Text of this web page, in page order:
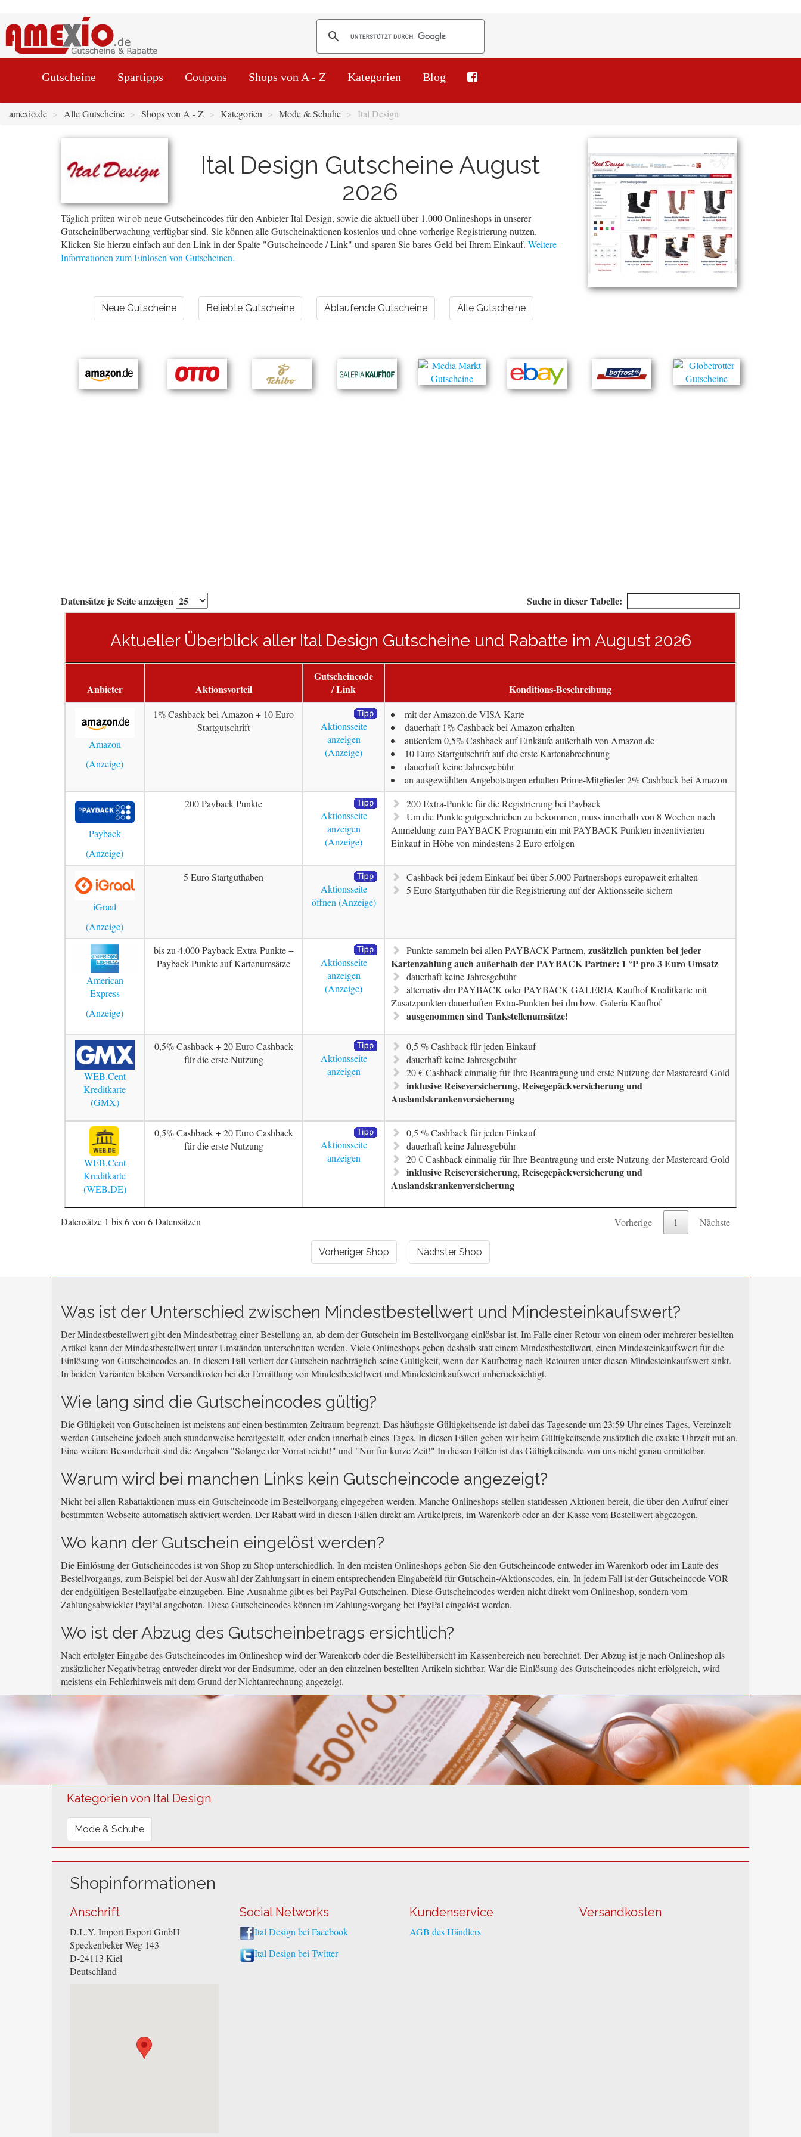
Gutscheine Spartipps Coupons Shops von A - Z Kategorien Blog
amexio.de Alle Gutscheine Shops von A - Z Kategorien Mode & Schuhe Ital Design
Ital Design Gutscheine August
2026
Täglich prüfen wir ob neue Gutscheincodes für den Anbieter Ital Design, sowie die aktuell über 1.000 Onlineshops in unserer
Gutscheinüberwachung verfügbar sind. Sie können alle Gutscheinaktionen kostenlos und ohne vorherige Registrierung nutzen.
Klicken Sie hierzu einfach auf den Link in der Spalte "Gutscheincode / Link" und sparen Sie bares Geld bei Ihrem Einkauf. Weitere
Informationen zum Einlösen von Gutscheinen.
Neue Gutscheine Beliebte Gutscheine Ablaufende Gutscheine Alle Gutscheine
Datensätze je Seite anzeigen Suche in dieser Tabelle:
Aktueller Überblick aller Ital Design Gutscheine und Rabatte im August 2026
Anbieter Aktionsvorteil
Gutscheincode
/ Link
Konditions-Beschreibung
Amazon
1% Cashback bei Amazon + 10 Euro
Startgutschrift
Aktionsseite
anzeigen
mit der Amazon.de VISA Karte
dauerhaft 1% Cashback bei Amazon erhalten
außerdem 0,5% Cashback auf Einkäufe außerhalb von Amazon.de
10 Euro Startgutschrift auf die erste Kartenabrechnung
dauerhaft keine Jahresgebühr
an ausgewählten Angebotstagen erhalten Prime-Mitglieder 2% Cashback bei Amazon
Payback
200 Payback Punkte
Aktionsseite
anzeigen
200 Extra-Punkte für die Registrierung bei Payback
Um die Punkte gutgeschrieben zu bekommen, muss innerhalb von 8 Wochen nach
Anmeldung zum PAYBACK Programm ein mit PAYBACK Punkten incentivierten
Einkauf in Höhe von mindestens 2 Euro erfolgen
iGraal
5 Euro Startguthaben
Aktionsseite
öffnen
Cashback bei jedem Einkauf bei über 5.000 Partnershops europaweit erhalten
5 Euro Startguthaben für die Registrierung auf der Aktionsseite sichern
American
Express
bis zu 4.000 Payback Extra-Punkte +
Payback-Punkte auf Kartenumsätze
Aktionsseite
anzeigen
Punkte sammeln bei allen PAYBACK Partnern, zusätzlich punkten bei jeder
Kartenzahlung auch außerhalb der PAYBACK Partner: 1 °P pro 3 Euro Umsatz
dauerhaft keine Jahresgebühr
alternativ dm PAYBACK oder PAYBACK GALERIA Kaufhof Kreditkarte mit
Zusatzpunkten dauerhaften Extra-Punkten bei dm bzw. Galeria Kaufhof
ausgenommen sind Tankstellenumsätze!
WEB.Cent
Kreditkarte
(GMX)
0,5% Cashback + 20 Euro Cashback
für die erste Nutzung
Aktionsseite
anzeigen
0,5 % Cashback für jeden Einkauf
dauerhaft keine Jahresgebühr
20 € Cashback einmalig für Ihre Beantragung und erste Nutzung der Mastercard Gold
inklusive Reiseversicherung, Reisegepäckversicherung und
Auslandskrankenversicherung
WEB.Cent
Kreditkarte
(WEB.DE)
0,5% Cashback + 20 Euro Cashback
für die erste Nutzung
Aktionsseite
anzeigen
0,5 % Cashback für jeden Einkauf
dauerhaft keine Jahresgebühr
20 € Cashback einmalig für Ihre Beantragung und erste Nutzung der Mastercard Gold
inklusive Reiseversicherung, Reisegepäckversicherung und
Auslandskrankenversicherung
Datensätze 1 bis 6 von 6 Datensätzen Vorherige 1 Nächste
Vorheriger Shop Nächster Shop
Was ist der Unterschied zwischen Mindestbestellwert und Mindesteinkaufswert?
Der Mindestbestellwert gibt den Mindestbetrag einer Bestellung an, ab dem der Gutschein im Bestellvorgang einlösbar ist. Im Falle einer Retour von einem oder mehrerer bestellten
Artikel kann der Mindestbestellwert unter Umständen unterschritten werden. Viele Onlineshops geben deshalb statt einem Mindestbestellwert, einen Mindesteinkaufswert für die
Einlösung von Gutscheincodes an. In diesem Fall verliert der Gutschein nachträglich seine Gültigkeit, wenn der Kaufbetrag nach Retouren unter diesen Mindesteinkaufswert sinkt.
In beiden Varianten bleiben Versandkosten bei der Ermittlung von Mindestbestellwert und Mindesteinkaufswert unberücksichtigt.
Wie lang sind die Gutscheincodes gültig?
Die Gültigkeit von Gutscheinen ist meistens auf einen bestimmten Zeitraum begrenzt. Das häufigste Gültigkeitsende ist dabei das Tagesende um 23:59 Uhr eines Tages. Vereinzelt
werden Gutscheine jedoch auch stundenweise bereitgestellt, oder enden innerhalb eines Tages. In diesen Fällen geben wir beim Gültigkeitsende zusätzlich die exakte Uhrzeit mit an.
Eine weitere Besonderheit sind die Angaben "Solange der Vorrat reicht!" und "Nur für kurze Zeit!" In diesen Fällen ist das Gültigkeitsende von uns nicht genau ermittelbar.
Warum wird bei manchen Links kein Gutscheincode angezeigt?
Nicht bei allen Rabattaktionen muss ein Gutscheincode im Bestellvorgang eingegeben werden. Manche Onlineshops stellen stattdessen Aktionen bereit, die über den Aufruf einer
bestimmten Webseite automatisch aktiviert werden. Der Rabatt wird in diesen Fällen direkt am Artikelpreis, im Warenkorb oder an der Kasse vom Bestellwert abgezogen.
Wo kann der Gutschein eingelöst werden?
Die Einlösung der Gutscheincodes ist von Shop zu Shop unterschiedlich. In den meisten Onlineshops geben Sie den Gutscheincode entweder im Warenkorb oder im Laufe des
Bestellvorgangs, zum Beispiel bei der Auswahl der Zahlungsart in einem entsprechenden Eingabefeld für Gutschein-/Aktionscodes, ein. In jedem Fall ist der Gutscheincode VOR
der endgültigen Bestellaufgabe einzugeben. Eine Ausnahme gibt es bei PayPal-Gutscheinen. Diese Gutscheincodes werden nicht direkt vom Onlineshop, sondern vom
Zahlungsabwickler PayPal angeboten. Diese Gutscheincodes können im Zahlungsvorgang bei PayPal eingelöst werden.
Wo ist der Abzug des Gutscheinbetrags ersichtlich?
Nach erfolgter Eingabe des Gutscheincodes im Onlineshop wird der Warenkorb oder die Bestellübersicht im Kassenbereich neu berechnet. Der Abzug ist je nach Onlineshop als
zusätzlicher Negativbetrag entweder direkt vor der Endsumme, oder an den einzelnen bestellten Artikeln sichtbar. War die Einlösung des Gutscheincodes nicht erfolgreich, wird
meistens ein Fehlerhinweis mit dem Grund der Nichtanrechnung angezeigt.
Kategorien von Ital Design
Mode & Schuhe
Shopinformationen
Anschrift
D.L.Y. Import Export GmbH
Speckenbeker Weg 143
D-24113 Kiel
Deutschland
Social Networks
Ital Design bei Facebook
Ital Design bei Twitter
Kundenservice
AGB des Händlers
Versandkosten